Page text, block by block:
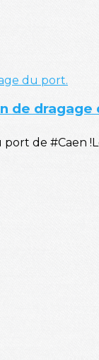
de dragage
de #Caen